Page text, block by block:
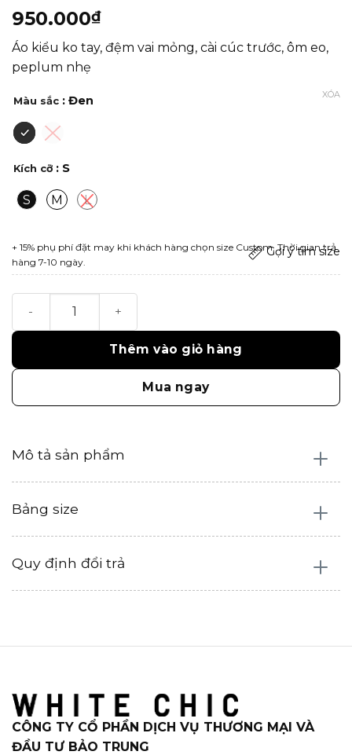
950.000₫
Áo kiểu ko tay, đệm vai mỏng, cài cúc trước, ôm eo,
peplum nhẹ
Màu sắc : Đen
Kích cỡ : S
S M L
XÓA
+ 15% phụ phí đặt may khi khách hàng chọn size Custom. Thời gian trả
hàng 7-10 ngày.
Gợi ý tìm size
Thêm vào giỏ hàng
Mua ngay
Mô tả sản phẩm
Bảng size
Quy định đổi trả
CÔNG TY CỔ PHẦN DỊCH VỤ THƯƠNG MẠI VÀ
ĐẦU TƯ BẢO TRUNG